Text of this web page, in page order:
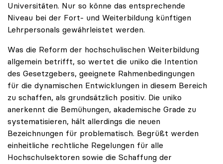
Universitäten. Nur so könne das entsprechende
Niveau bei der Fort- und Weiterbildung künftigen
Lehrpersonals gewährleistet werden.
Was die Reform der hochschulischen Weiterbildung
allgemein betrifft, so wertet die uniko die Intention
des Gesetzgebers, geeignete Rahmenbedingungen
für die dynamischen Entwicklungen in diesem Bereich
zu schaffen, als grundsätzlich positiv. Die uniko
anerkennt die Bemühungen, akademische Grade zu
systematisieren, hält allerdings die neuen
Bezeichnungen für problematisch. Begrüßt werden
einheitliche rechtliche Regelungen für alle
Hochschulsektoren sowie die Schaffung der